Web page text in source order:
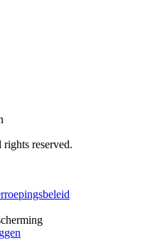
reserved.